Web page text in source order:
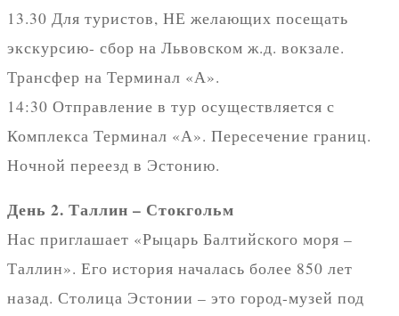
13.30 Для туристов, НЕ желающих посещать
экскурсию- сбор на Львовском ж.д. вокзале.
Трансфер на Терминал «А».
14:30 Отправление в тур осуществляется с
Комплекса Терминал «А». Пересечение границ.
Ночной переезд в Эстонию.
День 2. Таллин – Стокгольм
Нас приглашает «Рыцарь Балтийского моря –
Таллин». Его история началась более 850 лет
назад. Столица Эстонии – это город-музей под